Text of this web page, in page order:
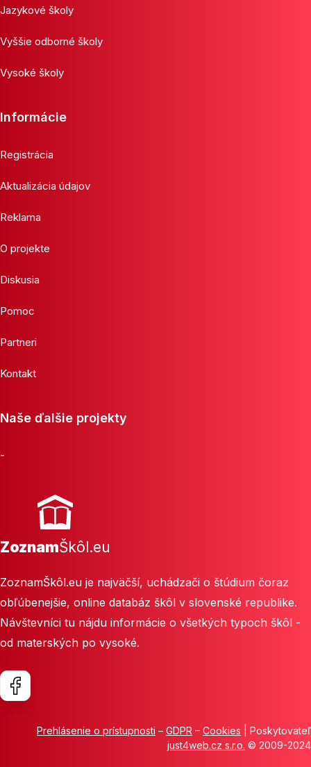
Jazykové školy
Vyššie odborné školy
Vysoké školy
Informácie
Registrácia
Aktualizácia údajov
Reklama
O projekte
Diskusia
Pomoc
Partneri
Kontakt
Naše ďalšie projekty
-
ZoznamŠkôl.eu
ZoznamŠkôl.eu je najväčší, uchádzači o štúdium čoraz
obľúbenejšie, online databáz škôl v slovenské republike.
Návštevníci tu nájdu informácie o všetkých typoch škôl -
od materských po vysoké.
Prehlásenie o prístupnosti – GDPR – Cookies | Poskytovateľ
just4web.cz s.r.o. © 2009-2024